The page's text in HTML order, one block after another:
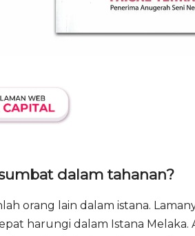
dalam tahanan?
orang lain dalam istana.
harungi dalam Istana